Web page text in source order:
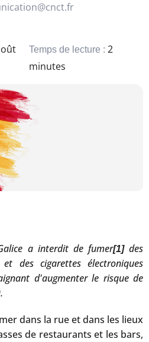
Temps de lecture : 2
minutes
a interdit de fumer[1]des
des cigarettes électroniques
d'augmenter le risque de
dans la rue et dans les lieux
de restaurants et les bars,